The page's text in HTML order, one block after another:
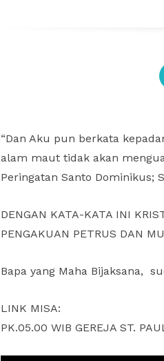
“Dan Aku pun berkata
alam maut tidak akan
Peringatan Santo Dominikus;
DENGAN KATA-KATA INI
PENGAKUAN PETRUS DAN
Bapa yang Maha Bijaksana,
LINK MISA:
PK.05.00 WIB GEREJA ST.